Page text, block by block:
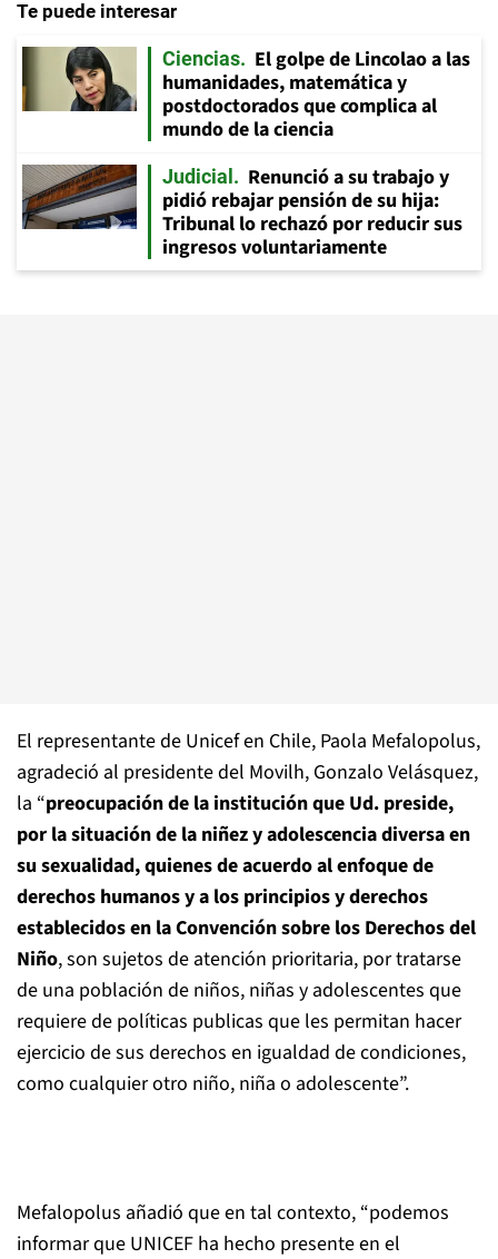
Te puede interesar
Ciencias
El golpe de Lincolao a las
humanidades, matemática y
postdoctorados que complica al
mundo de la ciencia
Judicial
Renunció a su trabajo y
pidió rebajar pensión de su hija:
Tribunal lo rechazó por reducir sus
ingresos voluntariamente
El representante de Unicef en Chile, Paola Mefalopolus,
agradeció al presidente del Movilh, Gonzalo Velásquez,
la “preocupación de la institución que Ud. preside,
por la situación de la niñez y adolescencia diversa en
su sexualidad, quienes de acuerdo al enfoque de
derechos humanos y a los principios y derechos
establecidos en la Convención sobre los Derechos del
Niño, son sujetos de atención prioritaria, por tratarse
de una población de niños, niñas y adolescentes que
requiere de políticas publicas que les permitan hacer
ejercicio de sus derechos en igualdad de condiciones,
como cualquier otro niño, niña o adolescente”.
Mefalopolus añadió que en tal contexto, “podemos
informar que UNICEF ha hecho presente en el